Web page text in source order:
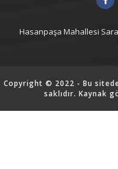
Hasanpaşa Mahallesi
Copyright © 2022 - Bu
saklıdır. Kaynak